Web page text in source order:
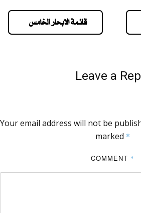
قائمة الابحار الخامس
Leave a
Your email address will not be
marked *
COMMENT *